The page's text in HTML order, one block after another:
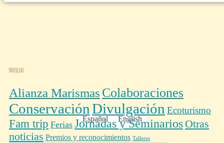
Noticias
Alianza Marismas Colaboraciones
ConservaciónDivulgación Ecoturismo
Fam trip Ferias Jornadas y Seminarios Otras
noticias Premios y reconocimientos Talleres
Español English